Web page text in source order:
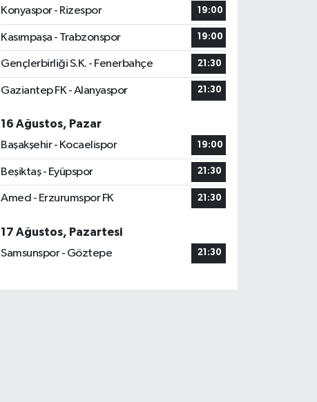
Konyaspor - Rizespor
19:00
Kasımpaşa - Trabzonspor 19:00
Gençlerbirliği S.K. - Fenerbahçe 21:30
Gaziantep FK - Alanyaspor 21:30
16 Ağustos, Pazar
Başakşehir - Kocaelispor
19:00
Beşiktaş - Eyüpspor 21:30
Amed - Erzurumspor FK 21:30
17 Ağustos, Pazartesi
Samsunspor - Göztepe
21:30